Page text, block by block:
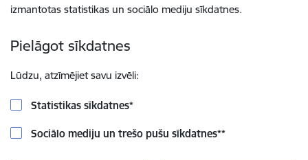
izmantotas statistikas un sociālo mediju sīkdatnes.
Pielāgot sīkdatnes
Lūdzu, atzīmējiet savu izvēli:
Statistikas sīkdatnes*
Sociālo mediju un trešo pušu sīkdatnes**